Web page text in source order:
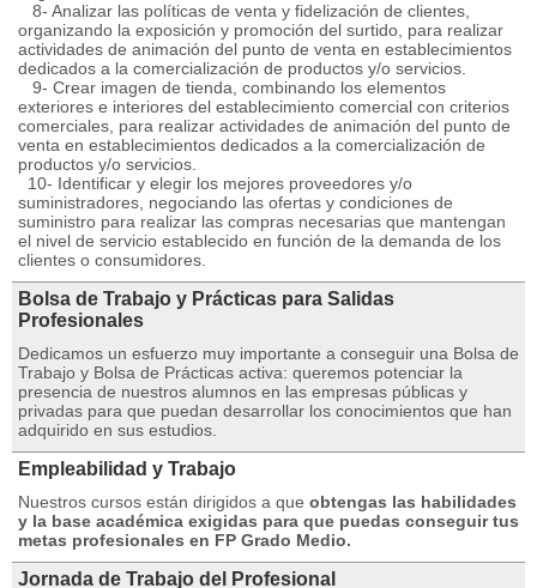
8- Analizar las políticas de venta y fidelización de clientes,
organizando la exposición y promoción del surtido, para realizar
actividades de animación del punto de venta en establecimientos
dedicados a la comercialización de productos y/o servicios.
9- Crear imagen de tienda, combinando los elementos
exteriores e interiores del establecimiento comercial con criterios
comerciales, para realizar actividades de animación del punto de
venta en establecimientos dedicados a la comercialización de
productos y/o servicios.
10- Identificar y elegir los mejores proveedores y/o
suministradores, negociando las ofertas y condiciones de
suministro para realizar las compras necesarias que mantengan
el nivel de servicio establecido en función de la demanda de los
clientes o consumidores.
Bolsa de Trabajo y Prácticas para Salidas
Profesionales
Dedicamos un esfuerzo muy importante a conseguir una Bolsa de
Trabajo y Bolsa de Prácticas activa: queremos potenciar la
presencia de nuestros alumnos en las empresas públicas y
privadas para que puedan desarrollar los conocimientos que han
adquirido en sus estudios.
Empleabilidad y Trabajo
Nuestros cursos están dirigidos a que obtengas las habilidades
y la base académica exigidas para que puedas conseguir tus
metas profesionales en FP Grado Medio.
Jornada de Trabajo del Profesional